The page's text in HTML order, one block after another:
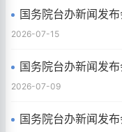
国务院台办新闻发
2026-07-15
国务院台办新闻发
2026-07-09
国务院台办新闻发